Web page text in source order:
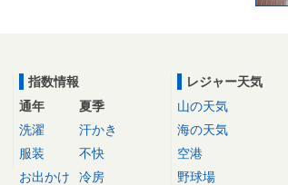
指数情報
通年
洗濯
服装
お出かけ
夏季
汗かき
不快
冷房
レジャー天気
山の天気
海の天気
空港
野球場